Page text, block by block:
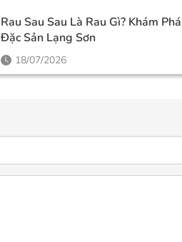
Rau Sau Sau Là Rau Gì? Khám Phá
Đặc Sản Lạng Sơn
18/07/2026